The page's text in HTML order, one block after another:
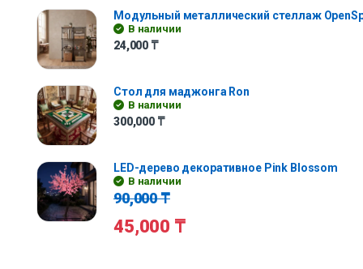
Модульный металлический стеллаж
В наличии
24,000 ₸
Стол для маджонга Ron
В наличии
300,000 ₸
LED-дерево декоративное Pink Blossom
В наличии
90,000₸
45,000 ₸